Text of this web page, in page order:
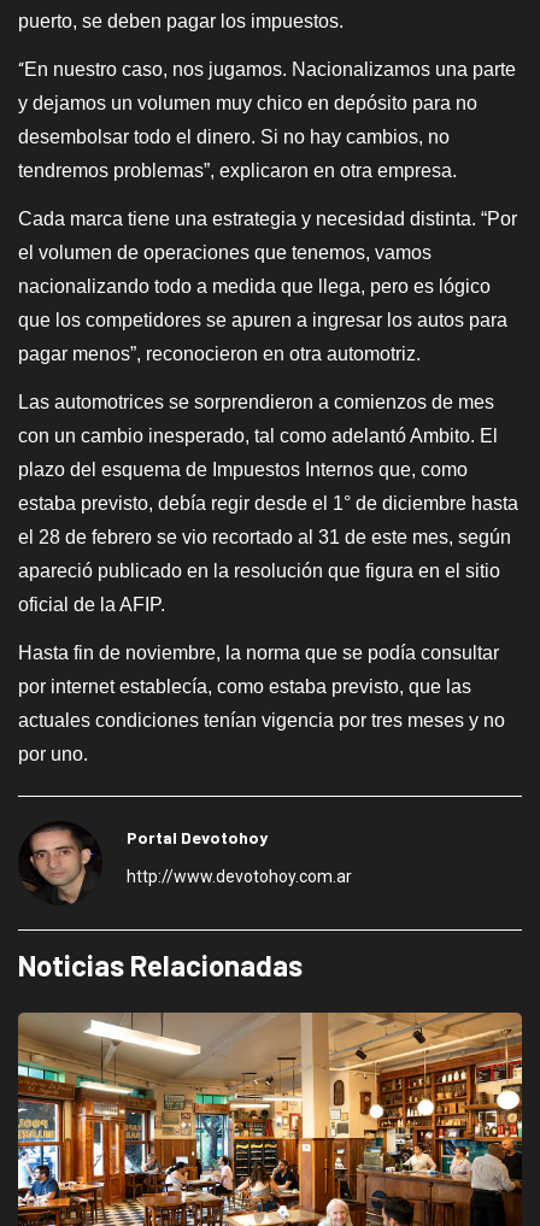
puerto, se deben pagar los impuestos.
“En nuestro caso, nos jugamos. Nacionalizamos una parte
y dejamos un volumen muy chico en depósito para no
desembolsar todo el dinero. Si no hay cambios, no
tendremos problemas”, explicaron en otra empresa.
Cada marca tiene una estrategia y necesidad distinta. “Por
el volumen de operaciones que tenemos, vamos
nacionalizando todo a medida que llega, pero es lógico
que los competidores se apuren a ingresar los autos para
pagar menos”, reconocieron en otra automotriz.
Las automotrices se sorprendieron a comienzos de mes
con un cambio inesperado, tal como adelantó Ambito. El
plazo del esquema de Impuestos Internos que, como
estaba previsto, debía regir desde el 1° de diciembre hasta
el 28 de febrero se vio recortado al 31 de este mes, según
apareció publicado en la resolución que figura en el sitio
oficial de la AFIP.
Hasta fin de noviembre, la norma que se podía consultar
por internet establecía, como estaba previsto, que las
actuales condiciones tenían vigencia por tres meses y no
por uno.
Portal Devotohoy
http://www.devotohoy.com.ar
Noticias Relacionadas